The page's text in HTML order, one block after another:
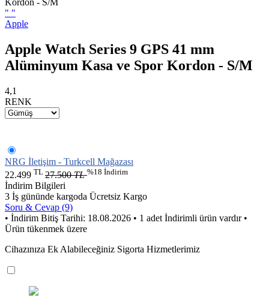
" "
Apple
Apple Watch Series 9 GPS 41 mm
Alüminyum Kasa ve Spor Kordon - S/M
4,1
RENK
NRG İletişim - Turkcell Mağazası
22.499 TL 27.500TL%18 İndirim
İndirim Bilgileri
3 İş gününde kargoda Ücretsiz Kargo
Soru & Cevap (9)
• İndirim Bitiş Tarihi: 18.08.2026 • 1 adet İndirimli ürün vardır •
Ürün tükenmek üzere
Cihazınıza Ek Alabileceğiniz Sigorta Hizmetlerimiz